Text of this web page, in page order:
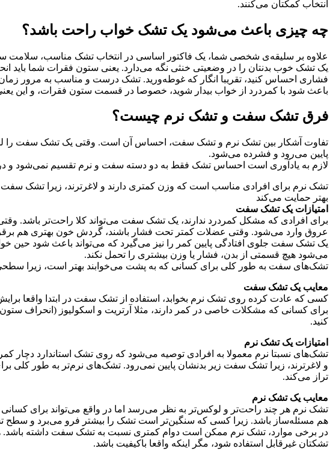
انتخاب کمکتان می‌کنند.
چه چیزی باعث می‌شود یک تشک خواب راحت باشد؟
علاوه بر سلیقه‌ی شخصی شما، یک فاکتور اساسی در انتخاب تشک مناسب، سلامت
یک تشک خوب بدنتان را در وضعیتی خنثی نگه می‌دارد. یعنی ستون فقرات شما باید
فشاری احساس کنید، تقریبا انگار که غوطه‌ورید. تشک درست و مناسب به مرور
باعث شود با کمردرد از خواب بیدار شوید، خصوصا در قسمت ستون فقرات، و این
فرق تشک سفت و تشک نرم چیست؟
تفاوت آشکار بین تشک نرم و تشک سفت، احساس آن است. وقتی یک تشک سفت را
پایین می‌رود و فشرده می‌شود.
لازم به یادآوری است احساس تشک فقط به دو دسته‌ سفت و نرم تقسیم نمی‌شود و
تشک نرم برای افرادی مناسب است که وزن کمتری دارند و لاغرترند، زیرا تشک سفت
بهتر حمایت می‌کند
امتیازات یک تشک سفت
برای افرادی که مشکل کمردرد ندارند، یک تشک سفت می‌تواند کلا راحت‌تر باشد.
عروق وارد می‌شود. وقتی عضلات کمتر تحت فشار باشند، گردش خون بهتری هم
یک تشک سفت جلوی افتادگی پایین کمر را نیز می‌گیرد که می‌تواند باعث شود حین
می‌شود هیچ قسمتی از بدن، فشار یا وزن بیشتری را تحمل نکند.
تشک‌های سفت به طور کلی برای کسانی که به پشت می‌خوابند بهتر است، زیرا
معایب یک تشک سفت
کسی که عادت کرده روی تشک نرم بخوابد، استفاده از تشک سفت در ابتدا واقعا
برای کسانی که مشکلات خاصی در کمر دارند، مثلا آرتریت و اسکولیوز (انحراف
کنید.
امتیازات یک تشک نرم
تشک‌های نسبتا نرم معمولا به افرادی توصیه می‌شود که روی تشک استاندارد دچار
و لاغرترند، زیرا تشک سفت زیر بدنشان پایین نمی‌رود. تشک‌های نرم‌تر به طور کلی
تراز می‌کند.
معایب یک تشک نرم
تشک نرم هر چند راحت‌تر و لوکس‌تر به نظر می‌رسد اما در واقع می‌تواند برای
هم مسئله‌ساز باشد. زیرا کسی که سنگین‌تر است تشک را بیشتر فرو می‌برد و سطح
در برخی موارد، تشک نرم ممکن است دوام کمتری نسبت به تشک سفت داشته باشد.
تشکتان غیرقابل استفاده شود، مگر اینکه واقعا باکیفیت باشد.